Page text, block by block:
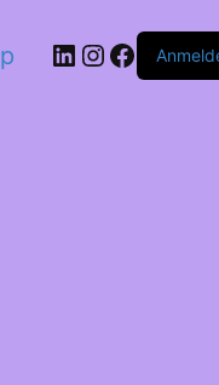
LinkedIn
Instagram